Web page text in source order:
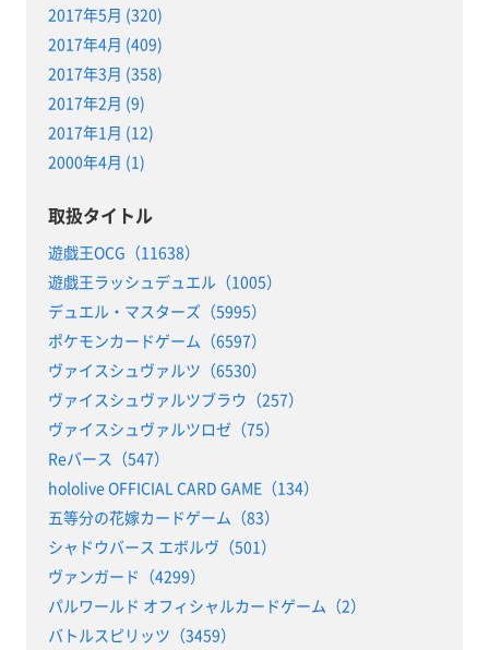
2017年5月 (320)
2017年4月 (409)
2017年3月 (358)
2017年2月 (9)
2017年1月 (12)
2000年4月 (1)
取扱タイトル
遊戯王OCG（11638）
遊戯王ラッシュデュエル（1005）
デュエル・マスターズ（5995）
ポケモンカードゲーム（6597）
ヴァイスシュヴァルツ（6530）
ヴァイスシュヴァルツブラウ（257）
ヴァイスシュヴァルツロゼ（75）
Reバース（547）
hololive OFFICIAL CARD GAME（134）
五等分の花嫁カードゲーム（83）
シャドウバース エボルヴ（501）
ヴァンガード（4299）
パルワールド オフィシャルカードゲーム（2）
バトルスピリッツ（3459）